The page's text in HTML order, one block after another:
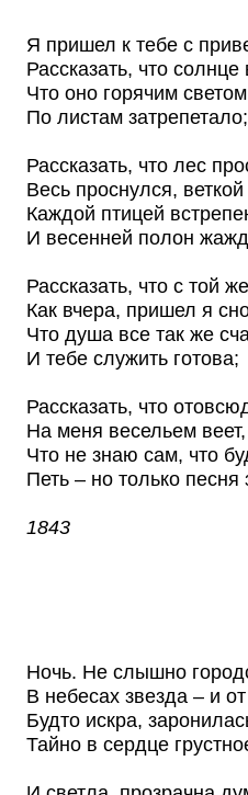
Я пришел к тебе с
Рассказать, что солнце
Что оно горячим светом
По листам затрепетало;
Рассказать, что лес
Весь проснулся,
Каждой птицей
И весенней полон
Рассказать, что с той
Как вчера, пришел я
Что душа все так же
И тебе служить готова;
Рассказать, что
На меня весельем веет,
Что не знаю сам, что
Петь – но только песня
1843
Ночь. Не слышно
В небесах звезда – и
Будто искра,
Тайно в сердце